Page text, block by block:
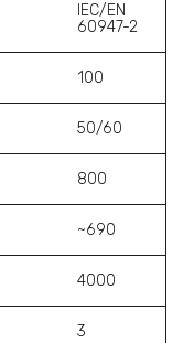
IEC/EN
60947-2
100
50/60
800
~690
4000
3